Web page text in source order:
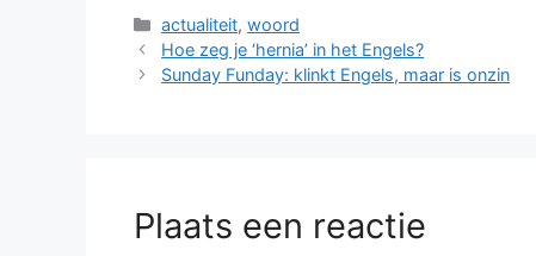
Categorieën
actualiteit,woord
Hoe zeg je ‘hernia’ in het Engels?
Sunday Funday: klinkt Engels, maar is onzin
Plaats een reactie